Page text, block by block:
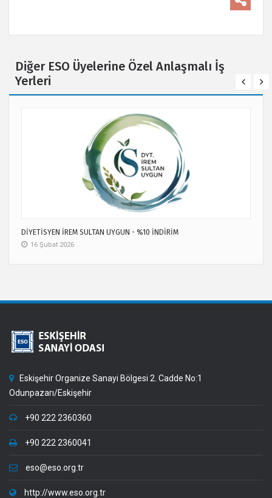
Diğer ESO Üyelerine Özel Anlaşmalı İş
Yerleri
DİYETİSYEN İREM SULTAN UYGUN - %10 İNDİRİM
16 Şubat 2026
Eskişehir Organize Sanayi Bölgesi 2. Cadde No:1
Odunpazarı/Eskişehir
+90 222 2360360
+90 222 2360041
eso@eso.org.tr
http://www.eso.org.tr